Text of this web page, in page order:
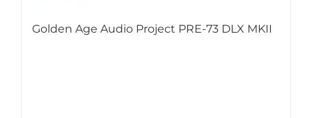
Golden Age Audio Project PRE-73 DLX MKII